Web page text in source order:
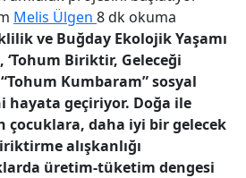
Melis Ülgen 8 dk okuma
ve Buğday Ekolojik Yaşamı
Biriktir, Geleceği
Kumbaram” sosyal
geçiriyor. Doğa ile
çocuklara, daha iyi bir gelecek
alışkanlığı
üretim-tüketim dengesi